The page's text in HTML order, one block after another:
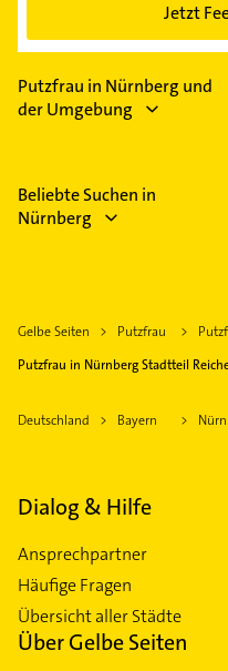
Jetzt
Putzfrau in Nürnberg und
der Umgebung
Beliebte Suchen in
Nürnberg
Gelbe Seiten Putzfrau
Putzfrau in Nürnberg Stadtteil
Deutschland Bayern
Dialog & Hilfe
Ansprechpartner
Häufige Fragen
Übersicht aller Städte
Über Gelbe Seiten